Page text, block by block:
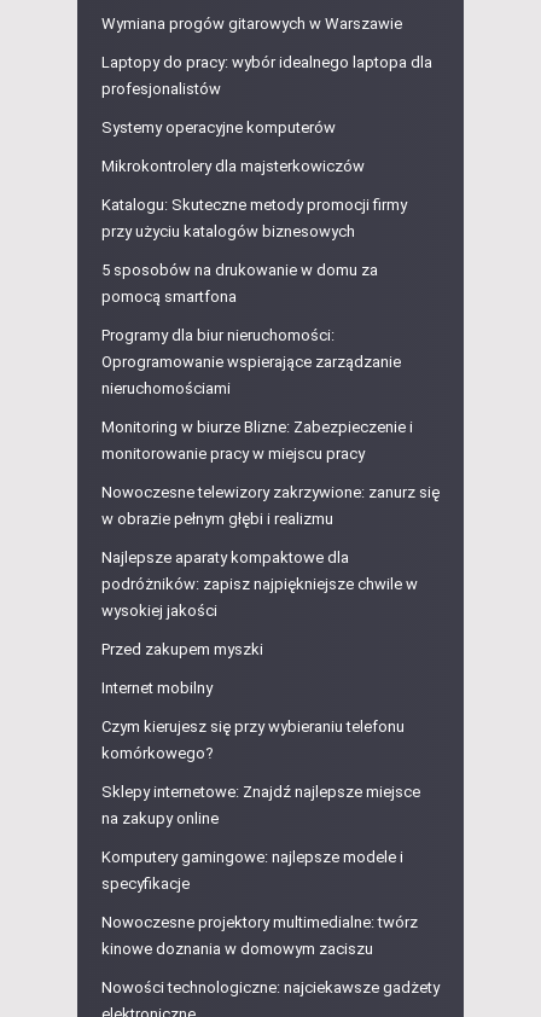
Wymiana progów gitarowych w Warszawie
Laptopy do pracy: wybór idealnego laptopa dla
profesjonalistów
Systemy operacyjne komputerów
Mikrokontrolery dla majsterkowiczów
Katalogu: Skuteczne metody promocji firmy
przy użyciu katalogów biznesowych
5 sposobów na drukowanie w domu za
pomocą smartfona
Programy dla biur nieruchomości:
Oprogramowanie wspierające zarządzanie
nieruchomościami
Monitoring w biurze Blizne: Zabezpieczenie i
monitorowanie pracy w miejscu pracy
Nowoczesne telewizory zakrzywione: zanurz się
w obrazie pełnym głębi i realizmu
Najlepsze aparaty kompaktowe dla
podróżników: zapisz najpiękniejsze chwile w
wysokiej jakości
Przed zakupem myszki
Internet mobilny
Czym kierujesz się przy wybieraniu telefonu
komórkowego?
Sklepy internetowe: Znajdź najlepsze miejsce
na zakupy online
Komputery gamingowe: najlepsze modele i
specyfikacje
Nowoczesne projektory multimedialne: twórz
kinowe doznania w domowym zaciszu
Nowości technologiczne: najciekawsze gadżety